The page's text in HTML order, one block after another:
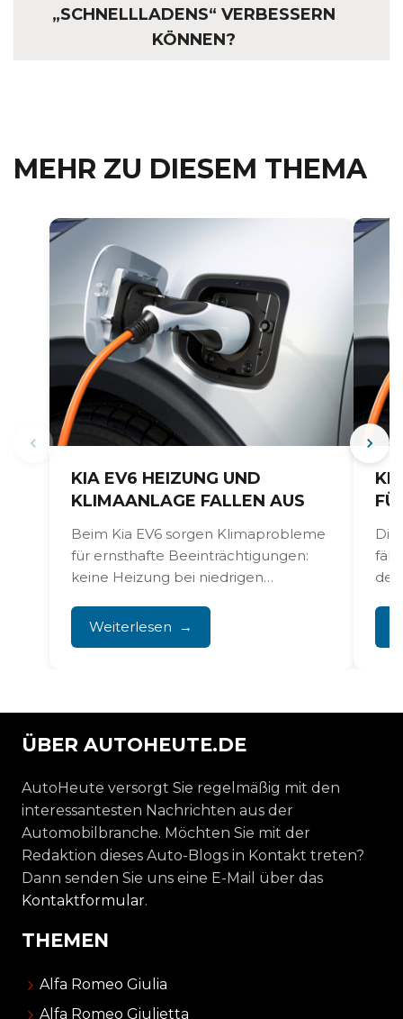
„SCHNELLLADENS“ VERBESSERN
KÖNNEN?
MEHR ZU DIESEM THEMA
KIA EV6 HEIZUNG UND
KLIMAANLAGE FALLEN AUS
Beim Kia EV6 sorgen Klimaprobleme
für ernsthafte Beeinträchtigungen:
keine Heizung bei niedrigen
Sommer, plötzlich ausfallende
Klimaanlage...
Weiterlesen
fällt
der
ÜBER AUTOHEUTE.DE
AutoHeute versorgt Sie regelmäßig mit den
interessantesten Nachrichten aus der
Automobilbranche. Möchten Sie mit der
Redaktion dieses Auto-Blogs in Kontakt treten?
Dann senden Sie uns eine E-Mail über das
Kontaktformular.
THEMEN
Alfa Romeo Giulia
Alfa Romeo Giulietta